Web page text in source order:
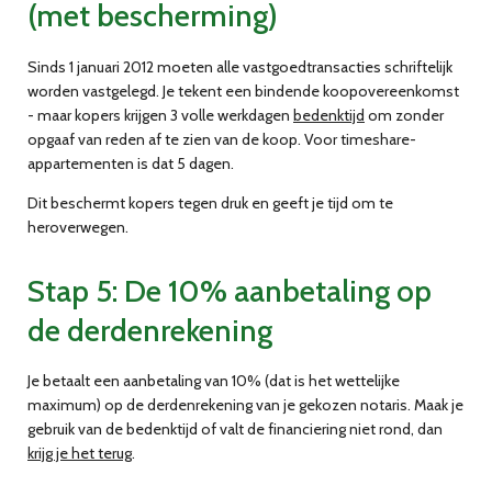
(met bescherming)
Sinds 1 januari 2012 moeten alle vastgoedtransacties schriftelijk
worden vastgelegd. Je tekent een bindende koopovereenkomst
- maar kopers krijgen 3 volle werkdagen bedenktijd om zonder
opgaaf van reden af te zien van de koop. Voor timeshare-
appartementen is dat 5 dagen.
Dit beschermt kopers tegen druk en geeft je tijd om te
heroverwegen.
Stap 5: De 10% aanbetaling op
de derdenrekening
Je betaalt een aanbetaling van 10% (dat is het wettelijke
maximum) op de derdenrekening van je gekozen notaris. Maak je
gebruik van de bedenktijd of valt de financiering niet rond, dan
krijg je het terug.